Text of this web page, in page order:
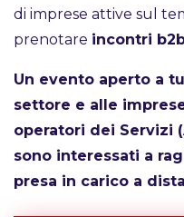
di imprese attive sul
prenotare incontri
Un evento aperto a
settore e alle
operatori dei Servizi
sono interessati a
presa in carico a